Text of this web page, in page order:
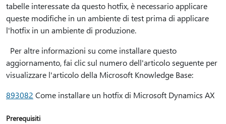
tabelle interessate da questo hotfix, è necessario applicare
queste modifiche in un ambiente di test prima di applicare
l'hotfix in un ambiente di produzione.
Per altre informazioni su come installare questo
aggiornamento, fai clic sul numero dell'articolo seguente per
visualizzare l'articolo della Microsoft Knowledge Base:
893082 Come installare un hotfix di Microsoft Dynamics AX
Prerequisiti